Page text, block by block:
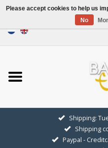
Home
Sale
GOLDEN SYMBOLS
Shipping:
Shipping
Paypal -
Please accept cookies to help us
No